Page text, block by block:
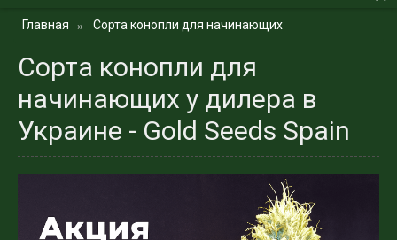
Главная Сорта конопли для начинающих
Сорта конопли для
начинающих у дилера в
Украине - Gold Seeds Spain